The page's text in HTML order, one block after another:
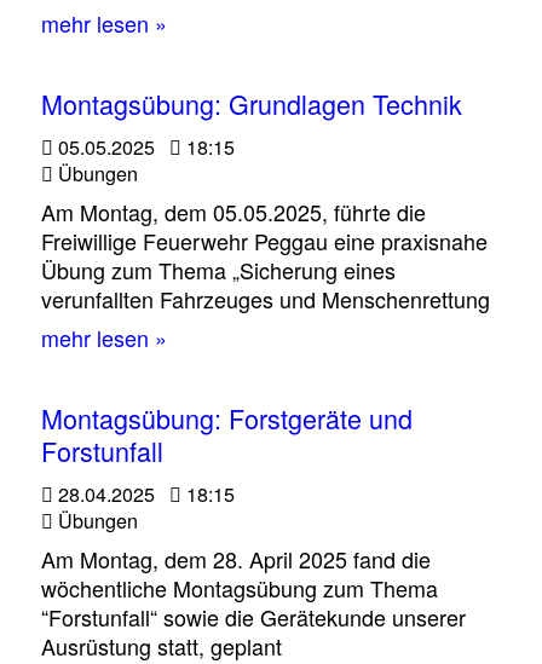
mehr lesen »
Montagsübung: Grundlagen Technik
05.05.2025
18:15
Übungen
Am Montag, dem 05.05.2025, führte die
Freiwillige Feuerwehr Peggau eine praxisnahe
Übung zum Thema „Sicherung eines
verunfallten Fahrzeuges und Menschenrettung
mehr lesen »
Montagsübung: Forstgeräte und
Forstunfall
28.04.2025
18:15
Übungen
Am Montag, dem 28. April 2025 fand die
wöchentliche Montagsübung zum Thema
“Forstunfall“ sowie die Gerätekunde unserer
Ausrüstung statt, geplant